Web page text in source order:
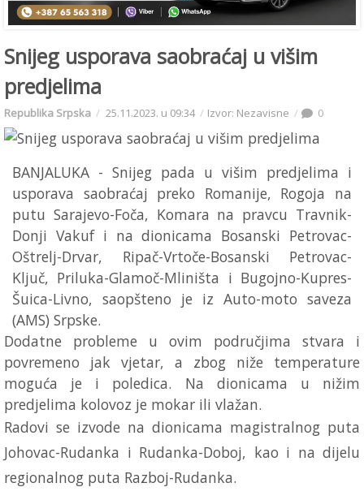
Snijeg usporava saobraćaj u višim
predjelima
Republika Srpska 25.11.2023. u 09:34 Izvor: Nezavisne 0
BANJALUKA - Snijeg pada u višim predjelima i
usporava saobraćaj preko Romanije, Rogoja na
putu Sarajevo-Foča, Komara na pravcu Travnik-
Donji Vakuf i na dionicama Bosanski Petrovac-
Oštrelj-Drvar, Ripač-Vrtoče-Bosanski Petrovac-
Ključ, Priluka-Glamoč-Mliništa i Bugojno-Kupres-
Šuica-Livno, saopšteno je iz Auto-moto saveza
(AMS) Srpske.
Dodatne probleme u ovim područjima stvara i
povremeno jak vjetar, a zbog niže temperature
moguća je i poledica. Na dionicama u nižim
predjelima kolovoz je mokar ili vlažan.
Radovi se izvode na dionicama magistralnog puta
Johovac-Rudanka i Rudanka-Doboj, kao i na dijelu
regionalnog puta Razboj-Rudanka.